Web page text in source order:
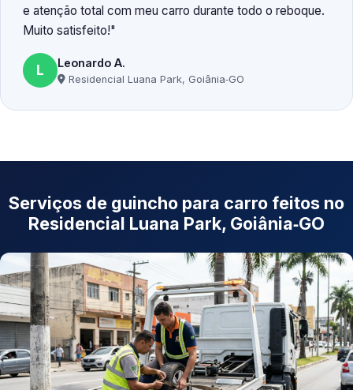
e atenção total com meu carro durante todo o reboque.
Muito satisfeito!
L Leonardo A.
Residencial Luana Park, Goiânia‑GO
Serviços de guincho para carro feitos no
Residencial Luana Park, Goiânia‑GO